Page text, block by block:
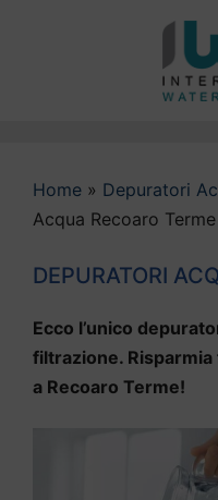
Home » Depuratori
Acqua Recoaro Terme
DEPURATORI
Ecco l’unico
filtrazione. Risparmia
a Recoaro Terme!